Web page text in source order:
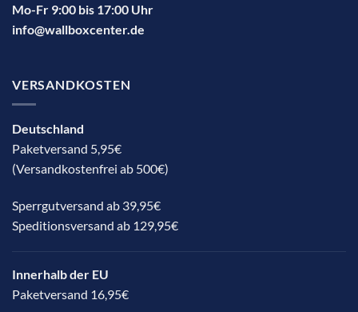
Mo-Fr 9:00 bis 17:00 Uhr
info@wallboxcenter.de
VERSANDKOSTEN
Deutschland
Paketversand 5,95€
(Versandkostenfrei ab 500€)
Sperrgutversand ab 39,95€
Speditionsversand ab 129,95€
Innerhalb der EU
Paketversand 16,95€